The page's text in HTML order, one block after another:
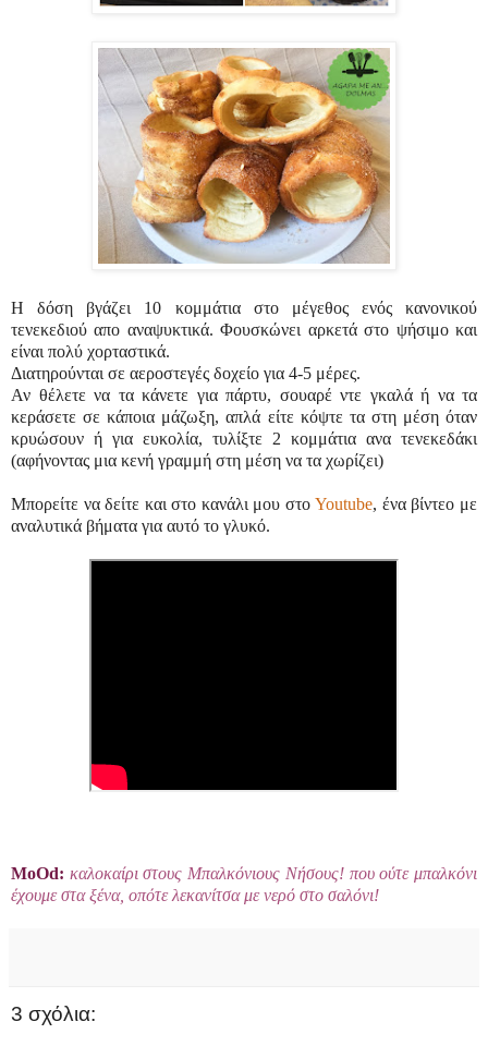
Η δόση βγάζει 10 κομμάτια στο μέγεθος ενός κανονικού
τενεκεδιού απο αναψυκτικά. Φουσκώνει αρκετά στο ψήσιμο και
είναι πολύ χορταστικά.
Διατηρούνται σε αεροστεγές δοχείο για 4-5 μέρες.
Αν θέλετε να τα κάνετε για πάρτυ, σουαρέ ντε γκαλά ή να τα
κεράσετε σε κάποια μάζωξη, απλά είτε κόψτε τα στη μέση όταν
κρυώσουν ή για ευκολία, τυλίξτε 2 κομμάτια ανα τενεκεδάκι
(αφήνοντας μια κενή γραμμή στη μέση να τα χωρίζει)
Μπορείτε να δείτε και στο κανάλι μου στοYoutube, ένα βίντεο με
αναλυτικά βήματα για αυτό το γλυκό.
ΜοΟd: καλοκαίρι στους Μπαλκόνιους Νήσους! που ούτε μπαλκόνι
έχουμε στα ξένα, οπότε λεκανίτσα με νερό στο σαλόνι!
3 σχόλια: